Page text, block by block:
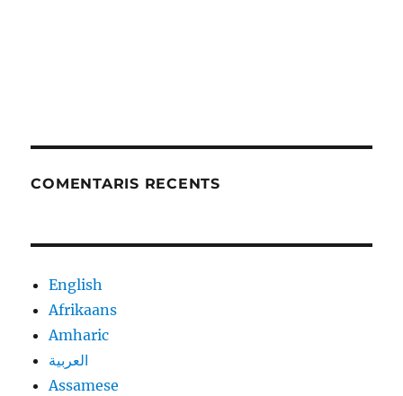
COMENTARIS RECENTS
English
Afrikaans
Amharic
العربية
Assamese